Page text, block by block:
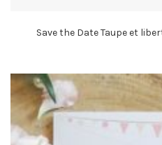
Save the Date Taupe et